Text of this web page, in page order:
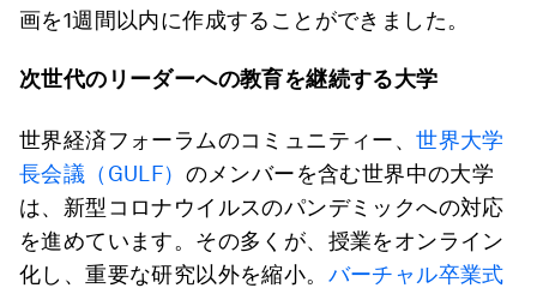
画を1週間以内に作成することができました。
次世代のリーダーへの教育を継続する大学
世界経済フォーラムのコミュニティー、世界大学
長会議（GULF） のメンバーを含む世界中の大学
は、新型コロナウイルスのパンデミックへの対応
を進めています。その多くが、授業をオンライン
化し、重要な研究以外を縮小。 バーチャル卒業式